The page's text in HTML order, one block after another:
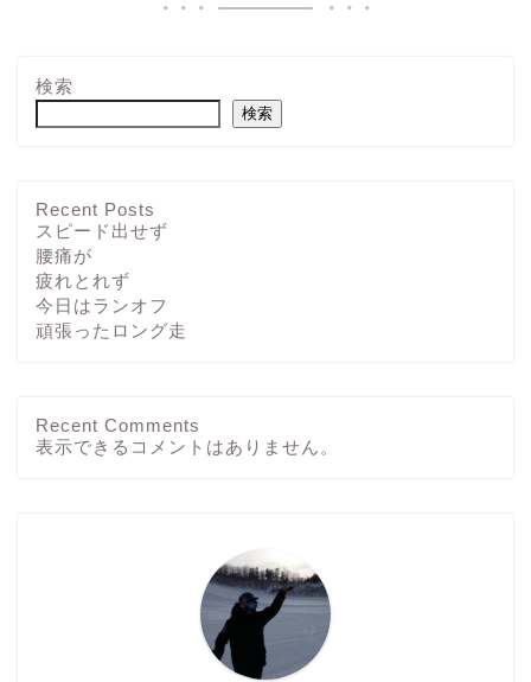
検索
検索
Recent Posts
スピード出せず
腰痛が
疲れとれず
今日はランオフ
頑張ったロング走
Recent Comments
表示できるコメントはありません。